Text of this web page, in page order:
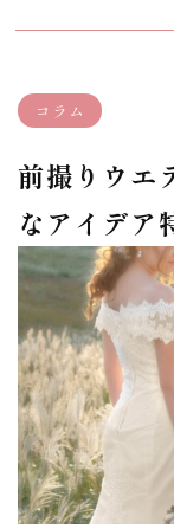
コラム
前撮りウエ
なアイデア